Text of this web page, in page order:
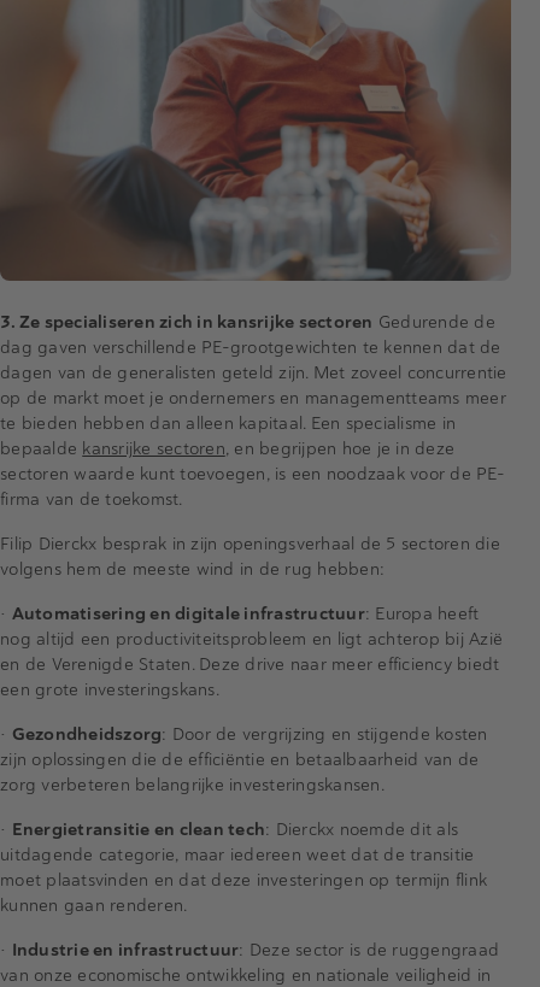
3. Ze specialiseren zich in kansrijke sectoren Gedurende de
dag gaven verschillende PE-grootgewichten te kennen dat de
dagen van de generalisten geteld zijn. Met zoveel concurrentie
op de markt moet je ondernemers en managementteams meer
te bieden hebben dan alleen kapitaal. Een specialisme in
bepaalde kansrijke sectoren , en begrijpen hoe je in deze
sectoren waarde kunt toevoegen, is een noodzaak voor de PE-
firma van de toekomst.
Filip Dierckx besprak in zijn openingsverhaal de 5 sectoren die
volgens hem de meeste wind in de rug hebben:
• Automatisering en digitale infrastructuur: Europa heeft
nog altijd een productiviteitsprobleem en ligt achterop bij Azië
en de Verenigde Staten. Deze drive naar meer efficiency biedt
een grote investeringskans.
• Gezondheidszorg: Door de vergrijzing en stijgende kosten
zijn oplossingen die de efficiëntie en betaalbaarheid van de
zorg verbeteren belangrijke investeringskansen.
• Energietransitie en clean tech: Dierckx noemde dit als
uitdagende categorie, maar iedereen weet dat de transitie
moet plaatsvinden en dat deze investeringen op termijn flink
kunnen gaan renderen.
• Industrie en infrastructuur: Deze sector is de ruggengraad
van onze economische ontwikkeling en nationale veiligheid in